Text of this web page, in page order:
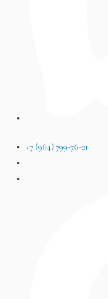
+7 (964) 799-76-21